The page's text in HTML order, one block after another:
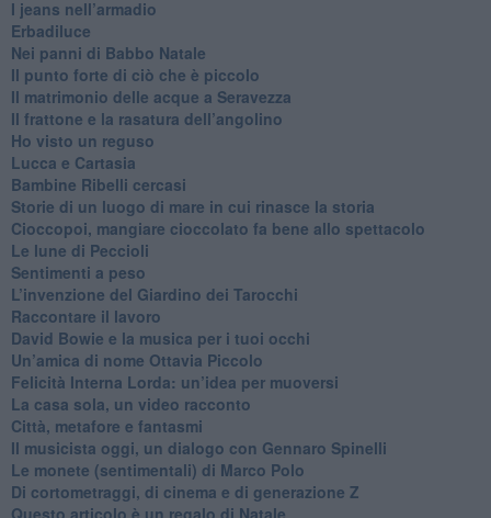
​I jeans nell’armadio
Erbadiluce
Nei panni di Babbo Natale
​Il punto forte di ciò che è piccolo
​Il matrimonio delle acque a Seravezza
​Il frattone e la rasatura dell’angolino
​Ho visto un reguso
Lucca e Cartasia
Bambine Ribelli cercasi
Storie di un luogo di mare in cui rinasce la storia
Cioccopoi, mangiare cioccolato fa bene allo spettacolo
​Le lune di Peccioli
​Sentimenti a peso
​L’invenzione del Giardino dei Tarocchi
​Raccontare il lavoro
David Bowie e la musica per i tuoi occhi
Un’amica di nome Ottavia Piccolo
​Felicità Interna Lorda: un’idea per muoversi
​La casa sola, un video racconto
​Città, metafore e fantasmi
Il musicista oggi, un dialogo con Gennaro Spinelli
Le monete (sentimentali) di Marco Polo
​Di cortometraggi, di cinema e di generazione Z
​Questo articolo è un regalo di Natale